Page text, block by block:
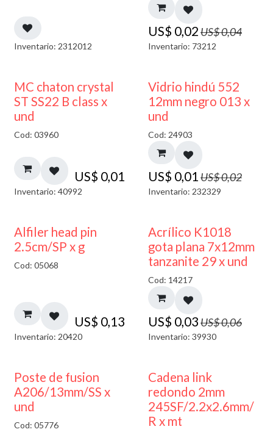
Inventario: 2312012
US$ 0,02US$0,04
Inventario: 73212
MC chaton crystal
ST SS22 B class x
und
Cod: 03960
US$ 0,01
Inventario: 40992
40% DESCUENTO
Vidrio hindú 552
12mm negro 013 x
und
Cod: 24903
US$ 0,01US$0,02
Inventario: 232329
Alfiler head pin
2.5cm/SP x g
Cod: 05068
US$ 0,13
Inventario: 20420
50% DESCUENTO
Acrílico K1018
gota plana 7x12mm
tanzanite 29 x und
Cod: 14217
US$ 0,03US$0,06
Inventario: 39930
Poste de fusion
A206/13mm/SS x
und
Cod: 05776
Cadena link
redondo 2mm
245SF/2.2x2.6mm/
R x mt